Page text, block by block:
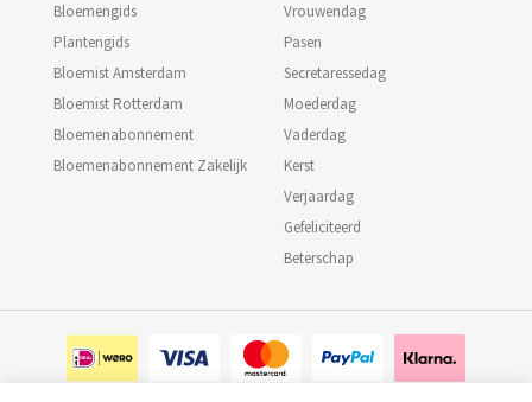
Bloemengids
Plantengids
Bloemist Amsterdam
Bloemist Rotterdam
Bloemenabonnement
Bloemenabonnement Zakelijk
Vrouwendag
Pasen
Secretaressedag
Moederdag
Vaderdag
Kerst
Verjaardag
Gefeliciteerd
Beterschap